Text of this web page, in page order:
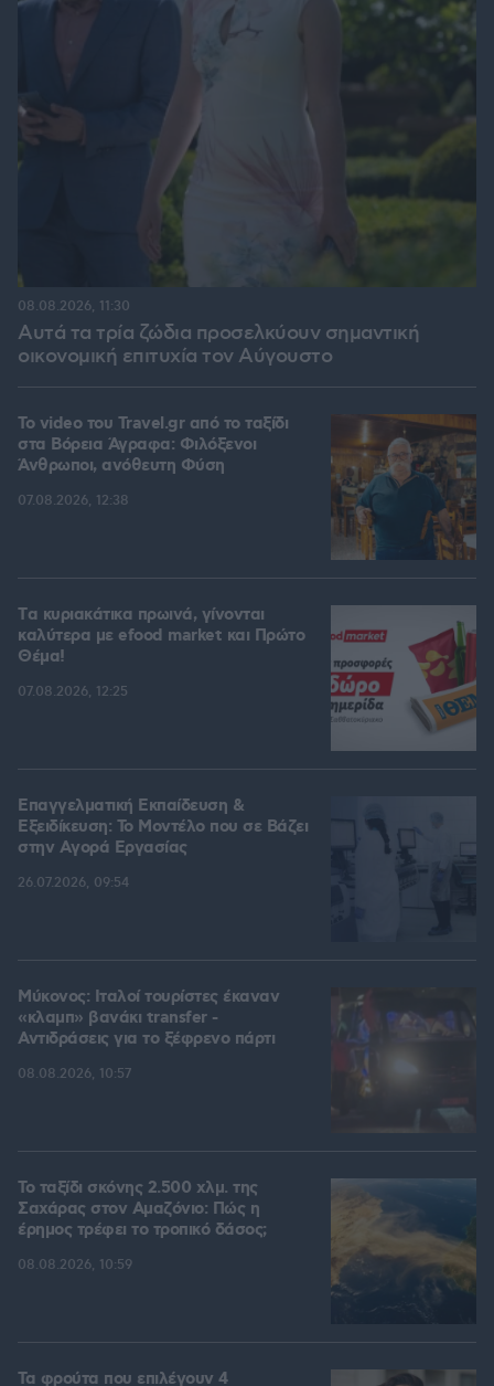
Αυτά τα τρία ζώδια προσελκύουν σημαντική
οικονομική επιτυχία τον Αύγουστο
08.08.2026, 11:30
To video του Travel.gr από το ταξίδι
στα Βόρεια Άγραφα: Φιλόξενοι
Άνθρωποι, ανόθευτη Φύση
07.08.2026, 12:38
Tα κυριακάτικα πρωινά, γίνονται
καλύτερα με efood market και Πρώτο
Θέμα!
07.08.2026, 12:25
Επαγγελματική Εκπαίδευση &
Εξειδίκευση: Το Mοντέλο που σε Bάζει
στην Aγορά Eργασίας
26.07.2026, 09:54
Μύκονος: Ιταλοί τουρίστες έκαναν
«κλαμπ» βανάκι transfer -
Αντιδράσεις για το ξέφρενο πάρτι
08.08.2026, 10:57
Το ταξίδι σκόνης 2.500 χλμ. της
Σαχάρας στον Αμαζόνιο: Πώς η
έρημος τρέφει το τροπικό δάσος;
08.08.2026, 10:59
Τα φρούτα που επιλέγουν 4